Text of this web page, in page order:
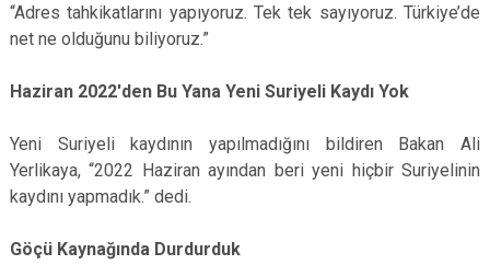
“Adres tahkikatlarını yapıyoruz. Tek tek sayıyoruz. Türkiye’de
net ne olduğunu biliyoruz.”
Haziran 2022'den Bu Yana Yeni Suriyeli Kaydı Yok
Yeni Suriyeli kaydının yapılmadığını bildiren Bakan Ali
Yerlikaya, “2022 Haziran ayından beri yeni hiçbir Suriyelinin
kaydını yapmadık.” dedi.
Göçü Kaynağında Durdurduk